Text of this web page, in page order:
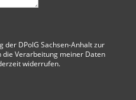
der DPolG Sachsen-Anhaltzur
die Verarbeitung meiner Daten
widerrufen.